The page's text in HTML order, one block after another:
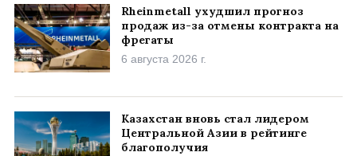
Rheinmetall ухудшил прогноз
продаж из-за отмены контракта на
фрегаты
6 августа 2026 г.
Казахстан вновь стал лидером
Центральной Азии в рейтинге
благополучия